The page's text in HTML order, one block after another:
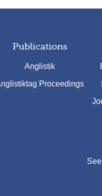
Publications
Anglistik
Proceedings